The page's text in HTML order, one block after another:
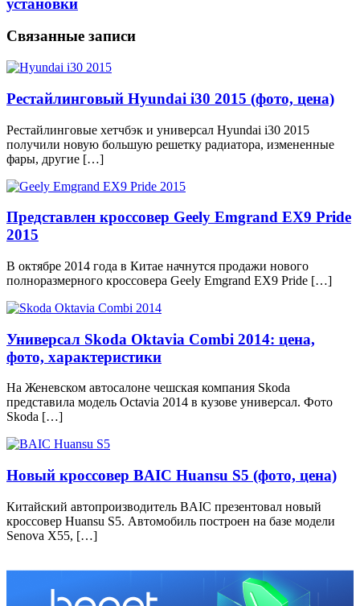
установки
Связанные записи
Рестайлинговый Hyundai i30 2015 (фото, цена)
Рестайлинговые хетчбэк и универсал Hyundai i30 2015
получили новую большую решетку радиатора, измененные
фары, другие […]
Представлен кроссовер Geely Emgrand EX9 Pride
2015
В октябре 2014 года в Китае начнутся продажи нового
полноразмерного кроссовера Geely Emgrand EX9 Pride […]
Универсал Skoda Oktavia Combi 2014: цена,
фото, характеристики
На Женевском автосалоне чешская компания Skoda
представила модель Octavia 2014 в кузове универсал. Фото
Skoda […]
Новый кроссовер BAIC Huansu S5 (фото, цена)
Китайский автопроизводитель BAIC презентовал новый
кроссовер Huansu S5. Автомобиль построен на базе модели
Senova X55, […]